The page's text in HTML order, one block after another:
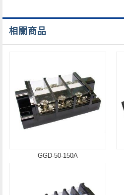
相關商品
GGD-50-150A